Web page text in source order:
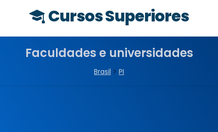
Cursos Superiores
Faculdades e universidades
Brasil > PI